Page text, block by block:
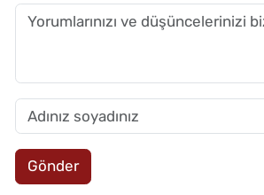
Gönder